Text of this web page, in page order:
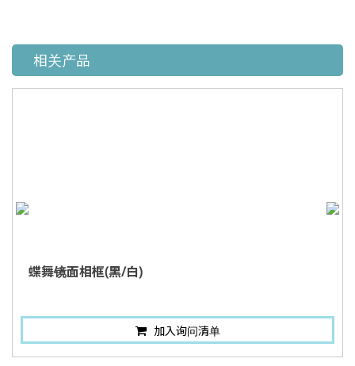
相关产品
蝶舞镜面相框(黑/白)
加入询问清单